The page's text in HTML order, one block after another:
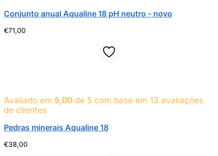
Conjunto anual Aqualine 18 pH neutro - novo
€71,00
Avaliado em 5,00 de 5 com base em 13 avaliações
de clientes
Pedras minerais Aqualine 18
€38,00